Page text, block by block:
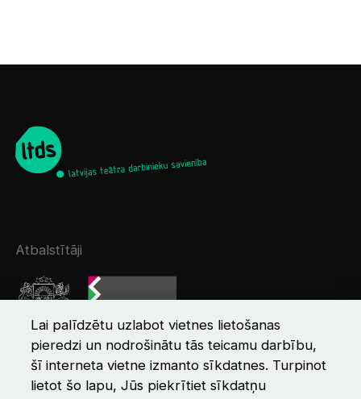
Atbalstītāji
Lai palīdzētu uzlabot vietnes lietošanas
pieredzi un nodrošinātu tās teicamu darbību,
šī interneta vietne izmanto sīkdatnes. Turpinot
lietot šo lapu, Jūs piekrītiet sīkdatņu